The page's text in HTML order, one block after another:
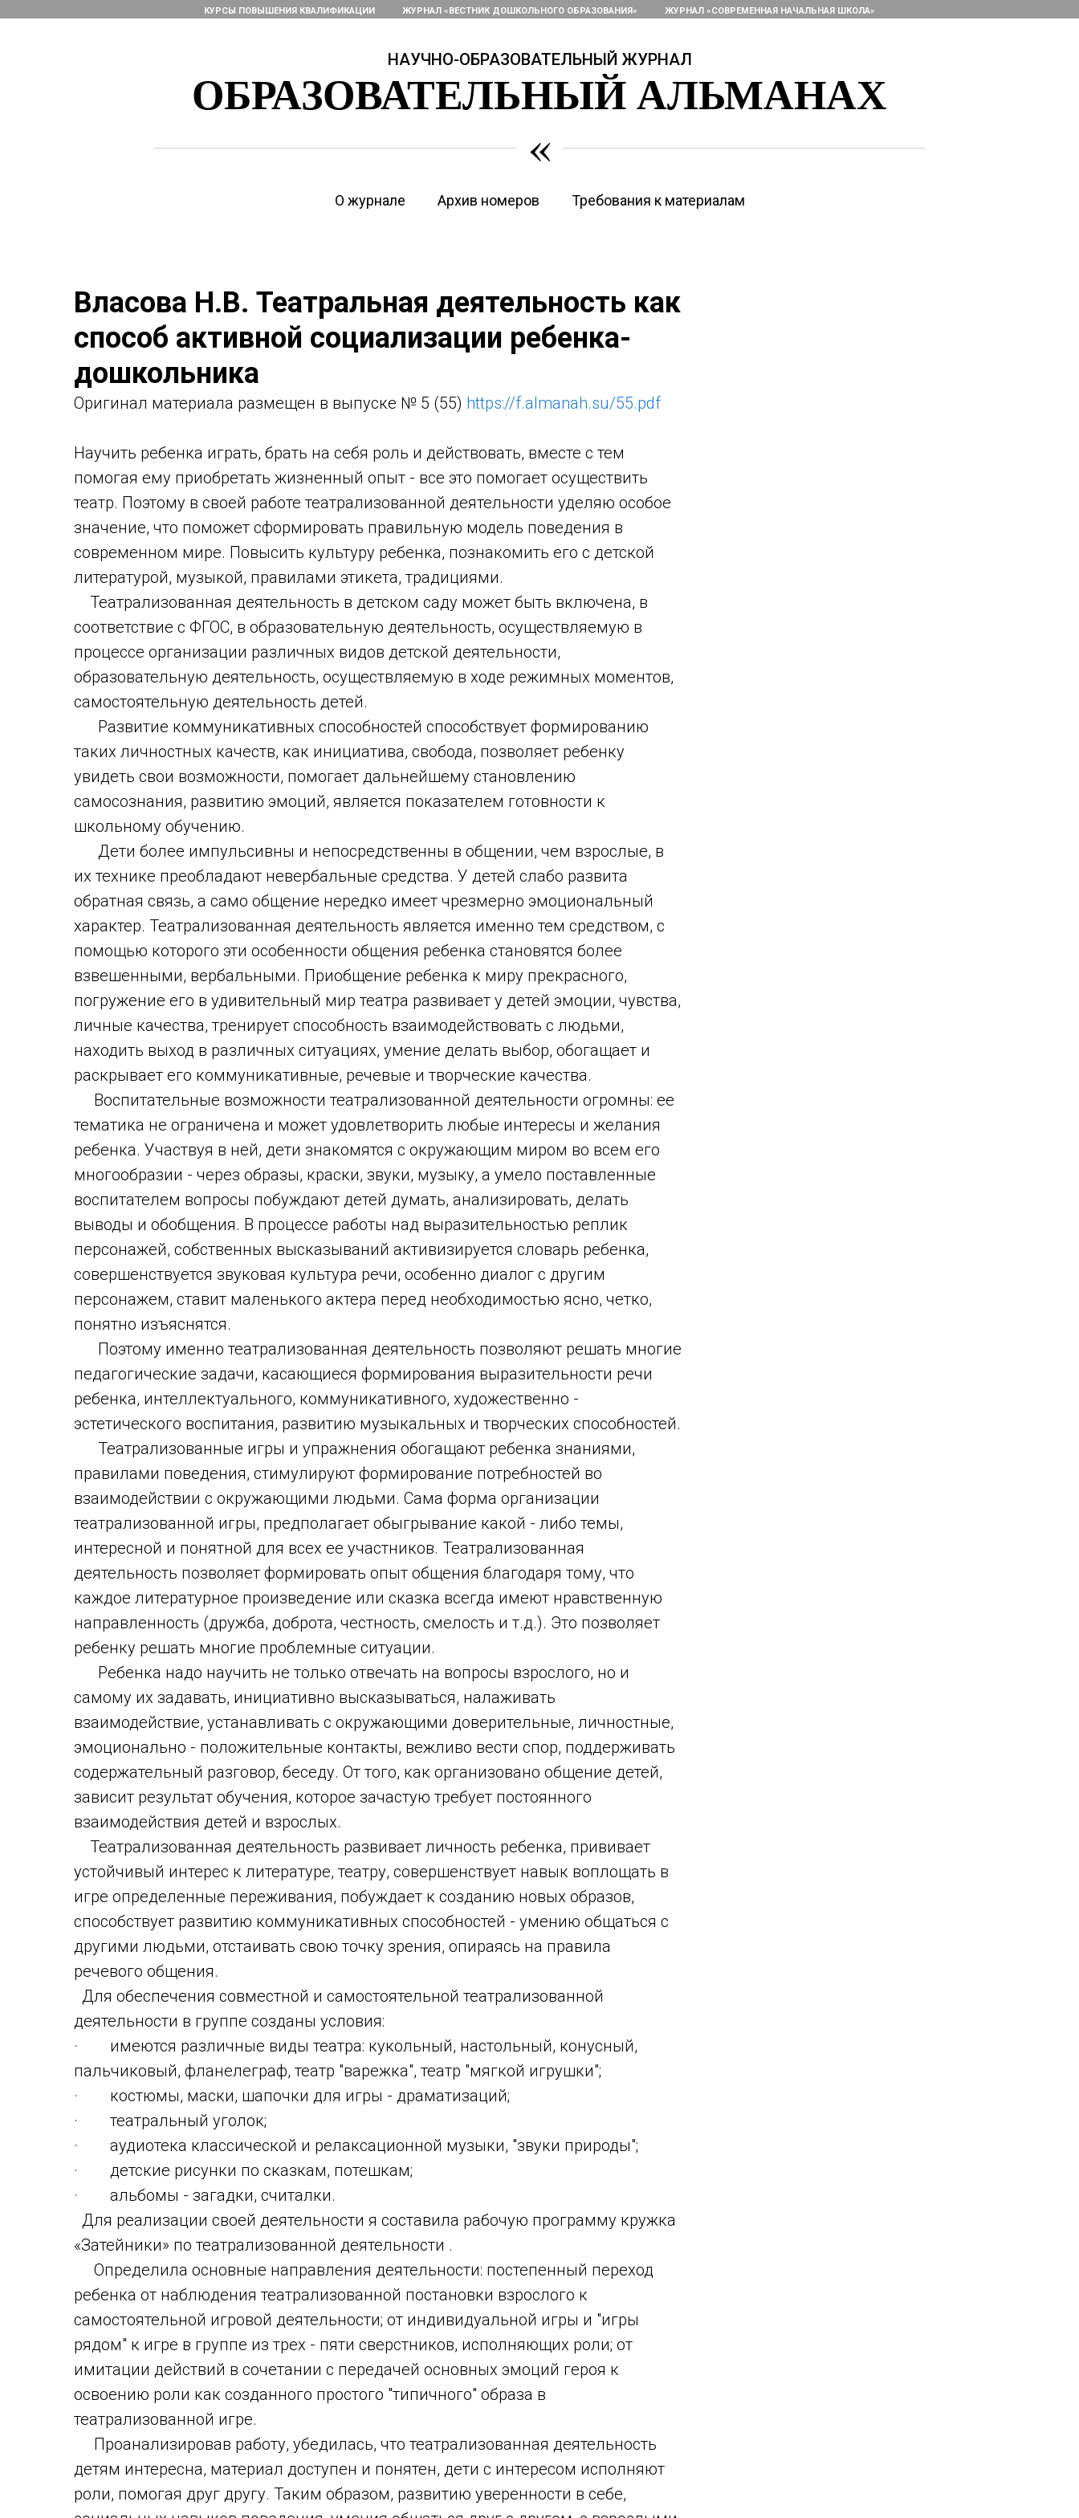
КУРСЫ ПОВЫШЕНИЯ КВАЛИФИКАЦИИ ЖУРНАЛ «ВЕСТНИК ДОШКОЛЬНОГО ОБРАЗОВАНИЯ» ЖУРНАЛ «СОВРЕМЕННАЯ НАЧАЛЬНАЯ ШКОЛА»
НАУЧНО-ОБРАЗОВАТЕЛЬНЫЙ ЖУРНАЛ
ОБРАЗОВАТЕЛЬНЫЙ АЛЬМАНАХ
«
О журнале Архив номеров Требования к материалам
Власова Н.В. Театральная деятельность как
способ активной социализации ребенка-
дошкольника
Оригинaл материала размещен в выпуске № 5 (55) https://f.almanah.su/55.pdf
Научить ребенка играть, брать на себя роль и действовать, вместе с тем
помогая ему приобретать жизненный опыт - все это помогает осуществить
театр. Поэтому в своей работе театрализованной деятельности уделяю особое
значение, что поможет сформировать правильную модель поведения в
современном мире. Повысить культуру ребенка, познакомить его с детской
литературой, музыкой, правилами этикета, традициями.
Театрализованная деятельность в детском саду может быть включена, в
соответствие с ФГОС, в образовательную деятельность, осуществляемую в
процессе организации различных видов детской деятельности,
образовательную деятельность, осуществляемую в ходе режимных моментов,
самостоятельную деятельность детей.
Развитие коммуникативных способностей способствует формированию
таких личностных качеств, как инициатива, свобода, позволяет ребенку
увидеть свои возможности, помогает дальнейшему становлению
самосознания, развитию эмоций, является показателем готовности к
школьному обучению.
Дети более импульсивны и непосредственны в общении, чем взрослые, в
их технике преобладают невербальные средства. У детей слабо развита
обратная связь, а само общение нередко имеет чрезмерно эмоциональный
характер. Театрализованная деятельность является именно тем средством, с
помощью которого эти особенности общения ребенка становятся более
взвешенными, вербальными. Приобщение ребенка к миру прекрасного,
погружение его в удивительный мир театра развивает у детей эмоции, чувства,
личные качества, тренирует способность взаимодействовать с людьми,
находить выход в различных ситуациях, умение делать выбор, обогащает и
раскрывает его коммуникативные, речевые и творческие качества.
Воспитательные возможности театрализованной деятельности огромны: ее
тематика не ограничена и может удовлетворить любые интересы и желания
ребенка. Участвуя в ней, дети знакомятся с окружающим миром во всем его
многообразии - через образы, краски, звуки, музыку, а умело поставленные
воспитателем вопросы побуждают детей думать, анализировать, делать
выводы и обобщения. В процессе работы над выразительностью реплик
персонажей, собственных высказываний активизируется словарь ребенка,
совершенствуется звуковая культура речи, особенно диалог с другим
персонажем, ставит маленького актера перед необходимостью ясно, четко,
понятно изъяснятся.
Поэтому именно театрализованная деятельность позволяют решать многие
педагогические задачи, касающиеся формирования выразительности речи
ребенка, интеллектуального, коммуникативного, художественно -
эстетического воспитания, развитию музыкальных и творческих способностей.
Театрализованные игры и упражнения обогащают ребенка знаниями,
правилами поведения, стимулируют формирование потребностей во
взаимодействии с окружающими людьми. Сама форма организации
театрализованной игры, предполагает обыгрывание какой - либо темы,
интересной и понятной для всех ее участников. Театрализованная
деятельность позволяет формировать опыт общения благодаря тому, что
каждое литературное произведение или сказка всегда имеют нравственную
направленность (дружба, доброта, честность, смелость и т.д.). Это позволяет
ребенку решать многие проблемные ситуации.
Ребенка надо научить не только отвечать на вопросы взрослого, но и
самому их задавать, инициативно высказываться, налаживать
взаимодействие, устанавливать с окружающими доверительные, личностные,
эмоционально - положительные контакты, вежливо вести спор, поддерживать
содержательный разговор, беседу. От того, как организовано общение детей,
зависит результат обучения, которое зачастую требует постоянного
взаимодействия детей и взрослых.
Театрализованная деятельность развивает личность ребенка, прививает
устойчивый интерес к литературе, театру, совершенствует навык воплощать в
игре определенные переживания, побуждает к созданию новых образов,
способствует развитию коммуникативных способностей - умению общаться с
другими людьми, отстаивать свою точку зрения, опираясь на правила
речевого общения.
Для обеспечения совместной и самостоятельной театрализованной
деятельности в группе созданы условия:
· имеются различные виды театра: кукольный, настольный, конусный,
пальчиковый, фланелеграф, театр "варежка", театр "мягкой игрушки";
· костюмы, маски, шапочки для игры - драматизаций;
· театральный уголок;
· аудиотека классической и релаксационной музыки, "звуки природы";
· детские рисунки по сказкам, потешкам;
· альбомы - загадки, считалки.
Для реализации своей деятельности я составила рабочую программу кружка
«Затейники» по театрализованной деятельности .
Определила основные направления деятельности: постепенный переход
ребенка от наблюдения театрализованной постановки взрослого к
самостоятельной игровой деятельности; от индивидуальной игры и "игры
рядом" к игре в группе из трех - пяти сверстников, исполняющих роли; от
имитации действий в сочетании с передачей основных эмоций героя к
освоению роли как созданного простого "типичного" образа в
театрализованной игре.
Проанализировав работу, убедилась, что театрализованная деятельность
детям интересна, материал доступен и понятен, дети с интересом исполняют
роли, помогая друг другу. Таким образом, развитию уверенности в себе,